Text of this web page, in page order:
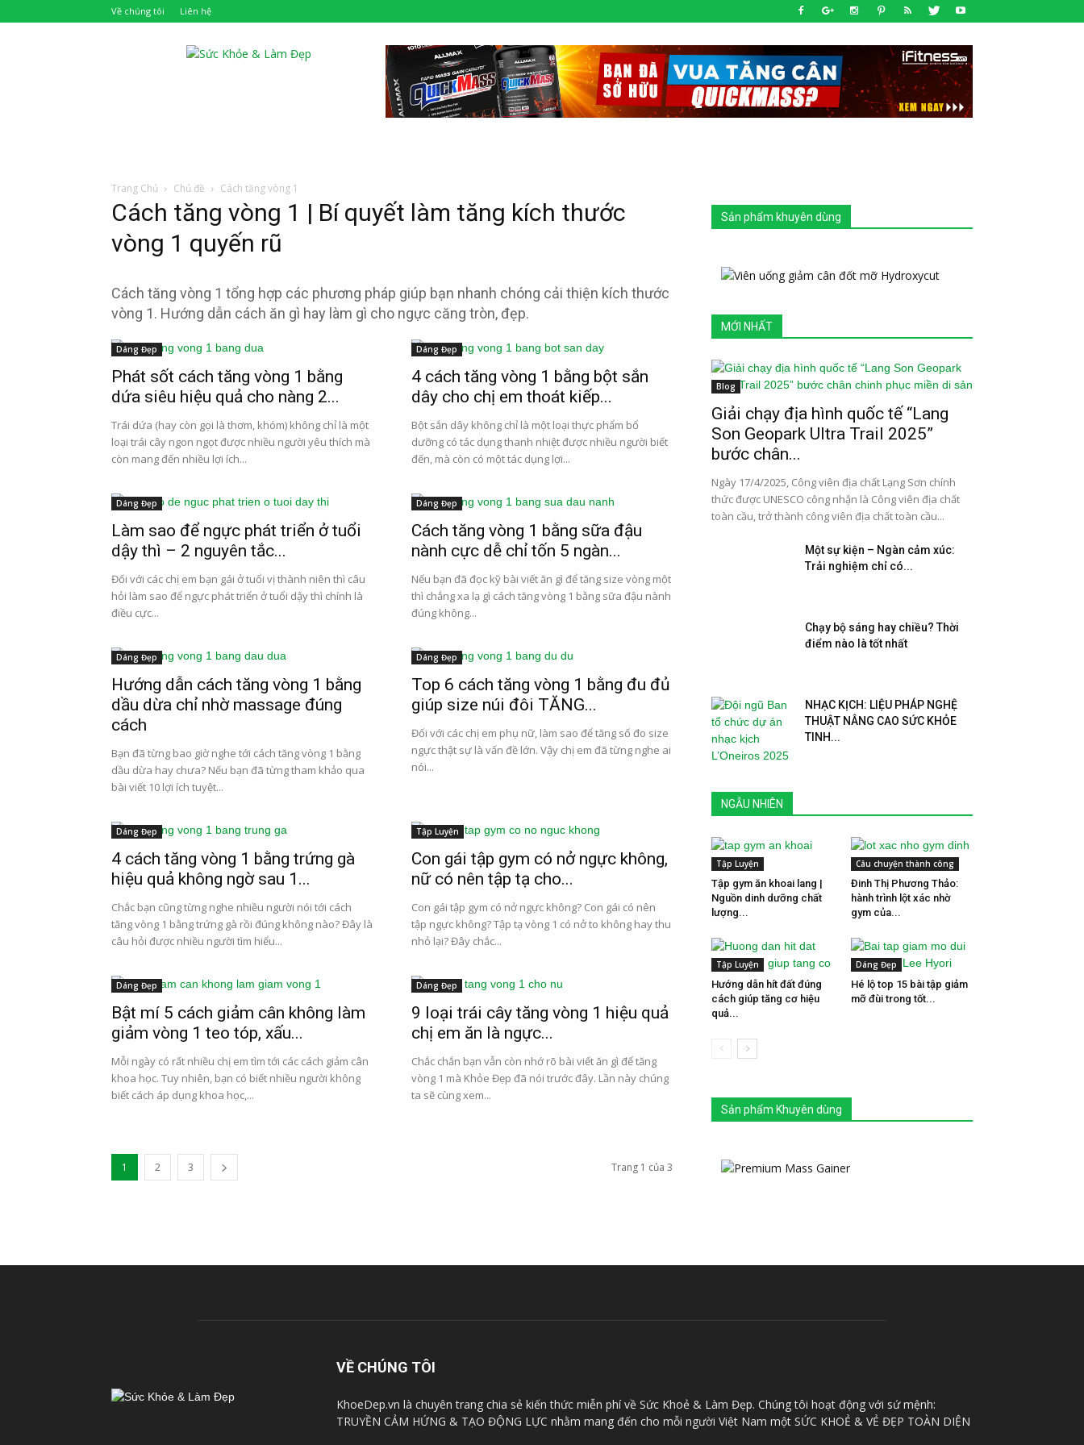
Về chúng tôi Liên hệ
Trang Chủ Chủ đề Cách tăng vòng 1
Cách tăng vòng 1 | Bí quyết làm tăng kích thước
vòng 1 quyến rũ
Cách tăng vòng 1 tổng hợp các phương pháp giúp bạn nhanh chóng cải thiện kích thước
vòng 1. Hướng dẫn cách ăn gì hay làm gì cho ngực căng tròn, đẹp.
Dáng Đẹp
Phát sốt cách tăng vòng 1 bằng
dứa siêu hiệu quả cho nàng 2...
Trái dứa (hay còn gọi là thơm, khóm) không chỉ là một
loại trái cây ngon ngọt được nhiều người yêu thích mà
còn mang đến nhiều lợi ích...
Dáng Đẹp
4 cách tăng vòng 1 bằng bột sắn
dây cho chị em thoát kiếp...
Bột sắn dây không chỉ là một loại thực phẩm bổ
dưỡng có tác dụng thanh nhiệt được nhiều người biết
đến, mà còn có một tác dụng lợi...
Dáng Đẹp
Làm sao để ngực phát triển ở tuổi
dậy thì – 2 nguyên tắc...
Đối với các chị em bạn gái ở tuổi vị thành niên thì câu
hỏi làm sao để ngực phát triển ở tuổi dậy thì chính là
điều cực...
Dáng Đẹp
Cách tăng vòng 1 bằng sữa đậu
nành cực dễ chỉ tốn 5 ngàn...
Nếu bạn đã đọc kỹ bài viết ăn gì để tăng size vòng một
thì chẳng xa lạ gì cách tăng vòng 1 bằng sữa đậu nành
đúng không...
Dáng Đẹp
Hướng dẫn cách tăng vòng 1 bằng
dầu dừa chỉ nhờ massage đúng
cách
Bạn đã từng bao giờ nghe tới cách tăng vòng 1 bằng
dầu dừa hay chưa? Nếu bạn đã từng tham khảo qua
bài viết 10 lợi ích tuyệt...
Dáng Đẹp
Top 6 cách tăng vòng 1 bằng đu đủ
giúp size núi đôi TĂNG...
Đối với các chị em phụ nữ, làm sao để tăng số đo size
ngực thật sự là vấn đề lớn. Vậy chị em đã từng nghe ai
nói...
Dáng Đẹp
4 cách tăng vòng 1 bằng trứng gà
hiệu quả không ngờ sau 1...
Chắc bạn cũng từng nghe nhiều người nói tới cách
tăng vòng 1 bằng trứng gà rồi đúng không nào? Đây là
câu hỏi được nhiều người tìm hiểu...
Tập Luyện
Con gái tập gym có nở ngực không,
nữ có nên tập tạ cho...
Con gái tập gym có nở ngực không? Con gái có nên
tập ngực không? Tập tạ vòng 1 có nở to không hay thu
nhỏ lại? Đây chắc...
Dáng Đẹp
Bật mí 5 cách giảm cân không làm
giảm vòng 1 teo tóp, xấu...
Mỗi ngày có rất nhiều chị em tìm tới các cách giảm cân
khoa học. Tuy nhiên, bạn có biết nhiều người không
biết cách áp dụng khoa học,...
Dáng Đẹp
9 loại trái cây tăng vòng 1 hiệu quả
chị em ăn là ngực...
Chắc chắn bạn vẫn còn nhớ rõ bài viết ăn gì để tăng
vòng 1 mà Khỏe Đẹp đã nói trước đây. Lần này chúng
ta sẽ cùng xem...
1 2 3 Trang 1 của 3
Sản phẩm khuyên dùng
MỚI NHẤT
Blog
Giải chạy địa hình quốc tế “Lang
Son Geopark Ultra Trail 2025”
bước chân...
Ngày 17/4/2025, Công viên địa chất Lạng Sơn chính
thức được UNESCO công nhận là Công viên địa chất
toàn cầu, trở thành công viên địa chất toàn cầu...
Một sự kiện – Ngàn cảm xúc:
Trải nghiệm chỉ có...
Chạy bộ sáng hay chiều? Thời
điểm nào là tốt nhất
NHẠC KỊCH: LIỆU PHÁP NGHỆ
THUẬT NÂNG CAO SỨC KHỎE
TINH...
NGẪU NHIÊN
Tập Luyện
Tập gym ăn khoai lang |
Nguồn dinh dưỡng chất
lượng...
Câu chuyện thành công
Đinh Thị Phương Thảo:
hành trình lột xác nhờ
gym của...
Tập Luyện
Hướng dẫn hít đất đúng
cách giúp tăng cơ hiệu
quả...
Dáng Đẹp
Hé lộ top 15 bài tập giảm
mỡ đùi trong tốt...
Sản phẩm Khuyên dùng
VỀ CHÚNG TÔI
KhoeDep.vn là chuyên trang chia sẻ kiến thức miễn phí về Sức Khoẻ & Làm Đẹp. Chúng tôi hoạt động với sứ mệnh:
TRUYỀN CẢM HỨNG & TẠO ĐỘNG LỰC nhằm mang đến cho mỗi người Việt Nam một SỨC KHOẺ & VẺ ĐẸP TOÀN DIỆN